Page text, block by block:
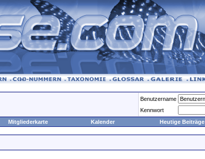
Benutzername
Kennwort
Mitgliederkarte Kalender Heutige Beiträge